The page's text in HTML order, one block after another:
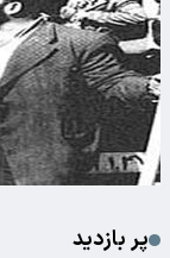
پر بازدید